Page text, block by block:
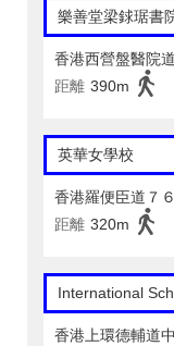
樂善堂梁銶琚書
香港西營盤醫院
距離 390m
英華女學校
香港羅便臣道７
距離 320m
International
香港上環德輔道